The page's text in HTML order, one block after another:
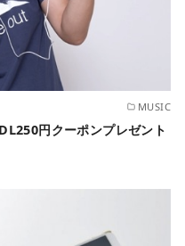
MUSIC
円クーポンプレゼント